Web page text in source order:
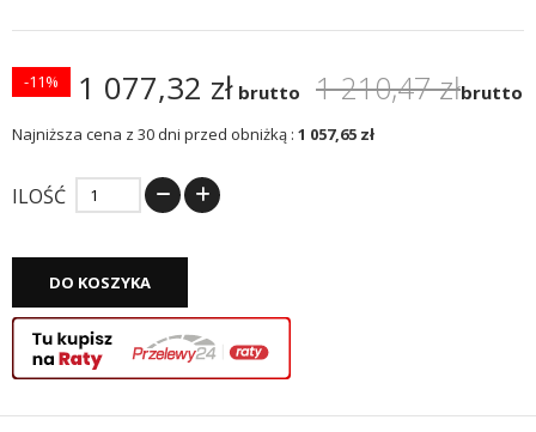
1 077,32 zł brutto 1 210,47 złbrutto
-11%
Najniższa cena z 30 dni przed obniżką : 1 057,65 zł
ILOŚĆ
DO KOSZYKA